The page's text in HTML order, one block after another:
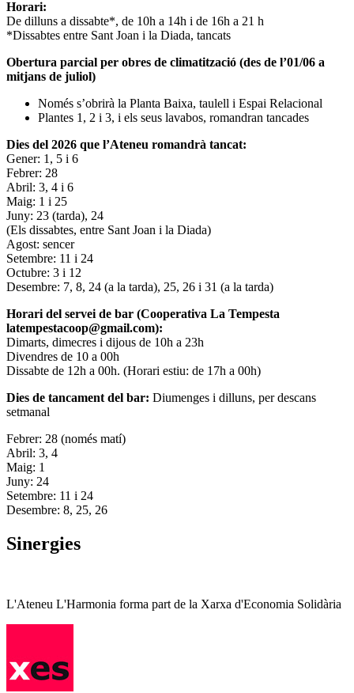
Horari:
De dilluns a dissabte*, de 10h a 14h i de 16h a 21 h
*Dissabtes entre Sant Joan i la Diada, tancats
Obertura parcial per obres de climatització (des de l’01/06 a
mitjans de juliol)
Només s’obrirà la Planta Baixa, taulell i Espai Relacional
Plantes 1, 2 i 3, i els seus lavabos, romandran tancades
Dies del 2026 que l’Ateneu romandrà tancat:
Gener: 1, 5 i 6
Febrer: 28
Abril: 3, 4 i 6
Maig: 1 i 25
Juny: 23 (tarda), 24
(Els dissabtes, entre Sant Joan i la Diada)
Agost: sencer
Setembre: 11 i 24
Octubre: 3 i 12
Desembre: 7, 8, 24 (a la tarda), 25, 26 i 31 (a la tarda)
Horari del servei de bar (Cooperativa La Tempesta
latempestacoop@gmail.com):
Dimarts, dimecres i dijous de 10h a 23h
Divendres de 10 a 00h
Dissabte de 12h a 00h. (Horari estiu: de 17h a 00h)
Dies de tancament del bar: Diumenges i dilluns, per descans
setmanal
Febrer: 28 (només matí)
Abril: 3, 4
Maig: 1
Juny: 24
Setembre: 11 i 24
Desembre: 8, 25, 26
Sinergies
L'Ateneu L'Harmonia forma part de la Xarxa d'Economia Solidària